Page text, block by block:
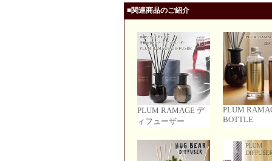
■関連商品のご紹介
PLUM RAMAGE デ
ィフューザー
PLUM
BOTTLE